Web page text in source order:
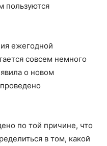
пользуются
ежегодной
совсем немного
о новом
по той причине, что
в том, какой